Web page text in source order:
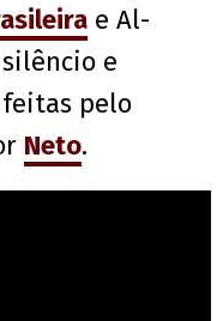
e Al-
e
pelo
Neto.